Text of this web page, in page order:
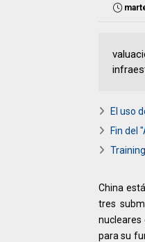
El uso
Fin del
China
tres
nucleares
para su